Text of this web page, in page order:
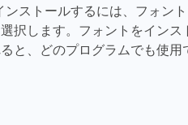
ストールするには、フォン
択します。フォントをイン
と、どのプログラムでも使用